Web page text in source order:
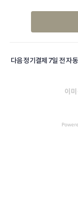
다음 정기결제 7일 전 자
이미